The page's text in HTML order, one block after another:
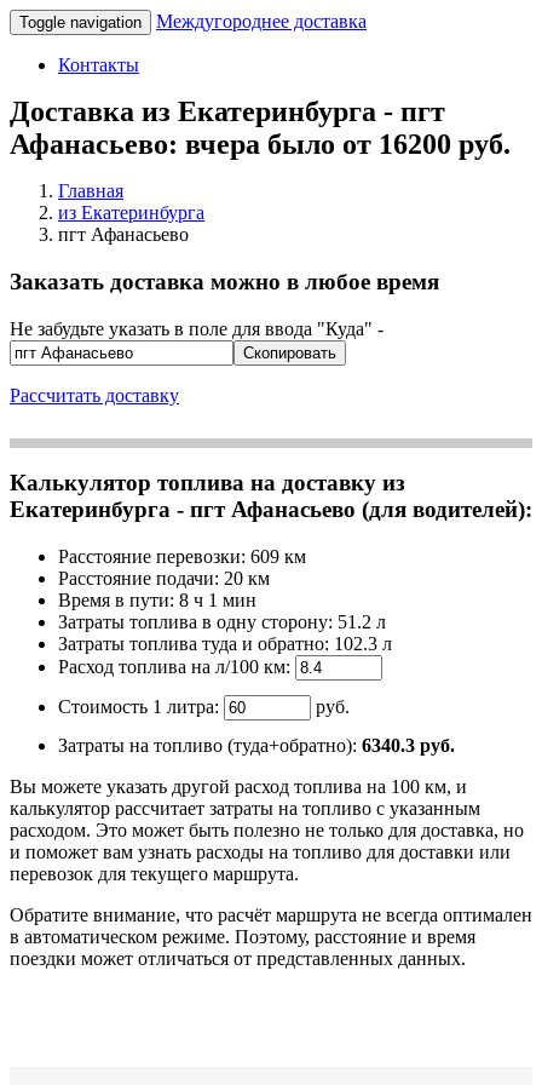
Toggle navigation Междугороднее доставка
Контакты
Доставка из Екатеринбурга - пгт
Афанасьево: вчера было от 16200 руб.
Главная
из Екатеринбурга
пгт Афанасьево
Заказать доставка можно в любое время
Не забудьте указать в поле для ввода "Куда" -
Скопировать
Рассчитать доставку
Калькулятор топлива на доставку из
Екатеринбурга - пгт Афанасьево (для водителей):
Расстояние перевозки: 609 км
Расстояние подачи: 20 км
Время в пути: 8 ч 1 мин
Затраты топлива в одну сторону: 51.2 л
Затраты топлива туда и обратно: 102.3 л
Расход топлива на л/100 км:
Стоимость 1 литра:
руб.
Затраты на топливо (туда+обратно): 6340.3 руб.
Вы можете указать другой расход топлива на 100 км, и
калькулятор рассчитает затраты на топливо с указанным
расходом. Это может быть полезно не только для доставка, но
и поможет вам узнать расходы на топливо для доставки или
перевозок для текущего маршрута.
Обратите внимание, что расчёт маршрута не всегда оптимален
в автоматическом режиме. Поэтому, расстояние и время
поездки может отличаться от представленных данных.